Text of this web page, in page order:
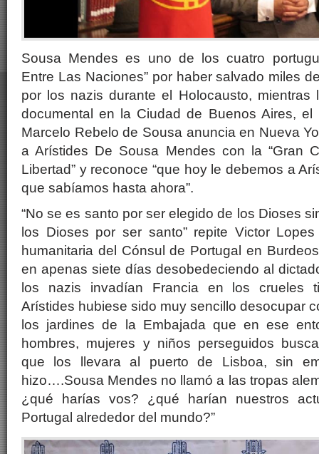
Sousa Mendes es uno de los cuatro
Entre Las Naciones” por haber salvado miles
por los nazis durante el Holocausto, mientras
documental en la Ciudad de Buenos Aires, el
Marcelo Rebelo de Sousa anuncia en Nueva
a Arístides De Sousa Mendes con la “Gran
Libertad” y reconoce “que hoy le debemos a
que sabíamos hasta ahora”.
“No se es santo por ser elegido de los Dioses
los Dioses por ser santo” repite Victor
humanitaria del Cónsul de Portugal en
en apenas siete días desobedeciendo al
los nazis invadían Francia en los crueles
Arístides hubiese sido muy sencillo desocupar
los jardines de la Embajada que en ese
hombres, mujeres y niños perseguidos
que los llevara al puerto de Lisboa, sin
hizo….Sousa Mendes no llamó a las tropas
¿qué harías vos? ¿qué harían nuestros
Portugal alrededor del mundo?”